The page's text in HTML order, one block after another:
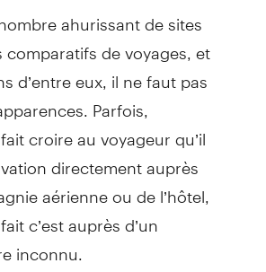
ahurissant de sites
de voyages, et
d’entre eux, il ne faut pas
Parfois,
croire au voyageur qu’il
directement auprès
aérienne ou de l’hôtel,
c’est auprès d’un
inconnu.